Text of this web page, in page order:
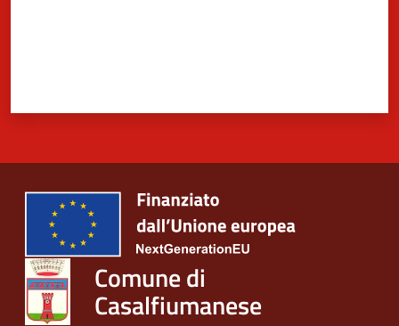
Comune di
Casalfiumanese